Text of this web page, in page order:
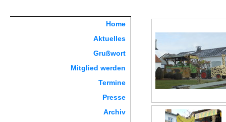
Home
Aktuelles
Grußwort
Mitglied werden
Termine
Presse
Archiv